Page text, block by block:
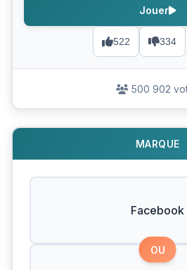
522 334
Jouer
500 902
MARQUE
Facebook
OU